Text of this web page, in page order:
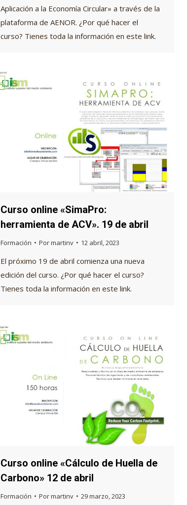
Aplicación a la Economía Circular» a través de la
plataforma de AENOR. ¿Por qué hacer el
curso? Tienes toda la información en este link.
Curso online «SimaPro:
herramienta de ACV». 19 de abril
Formación Pormartinv 12 abril, 2023
El próximo 19 de abril comienza una nueva
edición del curso. ¿Por qué hacer el curso?
Tienes toda la información en este link.
Curso online «Cálculo de Huella de
Carbono» 12 de abril
Formación Pormartinv 29 marzo, 2023